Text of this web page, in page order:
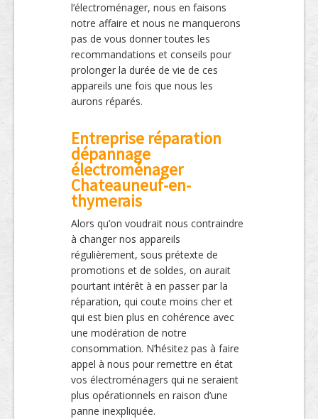
l’électroménager, nous en faisons
notre affaire et nous ne manquerons
pas de vous donner toutes les
recommandations et conseils pour
prolonger la durée de vie de ces
appareils une fois que nous les
aurons réparés.
Entreprise réparation
dépannage
électroménager
Chateauneuf-en-
thymerais
Alors qu’on voudrait nous contraindre
à changer nos appareils
régulièrement, sous prétexte de
promotions et de soldes, on aurait
pourtant intérêt à en passer par la
réparation, qui coute moins cher et
qui est bien plus en cohérence avec
une modération de notre
consommation. N’hésitez pas à faire
appel à nous pour remettre en état
vos électroménagers qui ne seraient
plus opérationnels en raison d’une
panne inexpliquée.